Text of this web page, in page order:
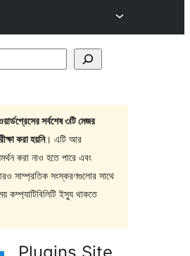
সর্বশেষ ৩টি মেজর
করা হয়নি। এটি আর
করা নাও হতে পারে এবং
সাম্প্রতিক সংস্করণগুলোর সাথে
কম্প্যাটিবিলিটি ইস্যু থাকতে